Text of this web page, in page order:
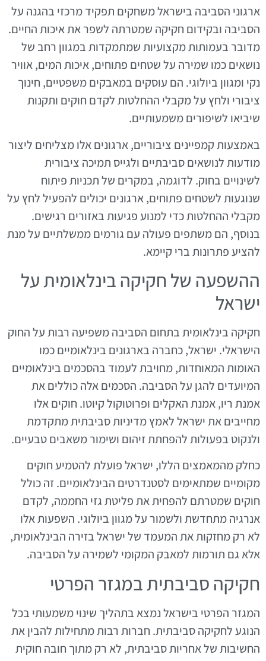
ארגוני הסביבה בישראל משחקים תפקיד מרכזי בהגנה על
הסביבה ובקידום חקיקה שמטרתה לשפר את איכות החיים.
מדובר בעמותות מקצועיות שמתמקדות במגוון רחב של
נושאים כמו שמירה על שטחים פתוחים, איכות המים, אוויר
נקי ומגוון ביולוגי. הם עוסקים במאבקים משפטיים, חינוך
ציבורי ולחץ על מקבלי ההחלטות לקדם חוקים ותקנות
שיביאו לשיפורים משמעותיים.
באמצעות קמפיינים ציבוריים, ארגונים אלו מצליחים ליצור
מודעות לנושאים סביבתיים ולגייס תמיכה ציבורית
לשינויים בחוק. לדוגמה, במקרים של תכניות פיתוח
שנוגעות לשטחים פתוחים, ארגונים יכולים להפעיל לחץ על
מקבלי ההחלטות כדי למנוע פגיעות באזורים רגישים.
בנוסף, הם משתפים פעולה עם גורמים ממשלתיים על מנת
להציע פתרונות ברי קיימא.
ההשפעה של חקיקה בינלאומית על
ישראל
חקיקה בינלאומית בתחום הסביבה משפיעה רבות על החוק
הישראלי. ישראל, כחברה בארגונים בינלאומיים כמו
האומות המאוחדות, מחויבת לעמוד בהסכמים בינלאומיים
המיועדים להגן על הסביבה. הסכמים אלה כוללים את
אמנת ריו, אמנת האקלים ופרוטוקול קיוטו. חוקים אלו
מחייבים את ישראל לאמץ מדיניות סביבתית מתקדמת
ולנקוט בפעולות להפחתת זיהום ושימור משאבים טבעיים.
כחלק מהמאמצים הללו, ישראל פועלת להטמיע חוקים
מקומיים שמתאימים לסטנדרטים הבינלאומיים. זה כולל
חוקים שמטרתם להפחית את פליטת גזי החממה, לקדם
אנרגיה מתחדשת ולשמור על מגוון ביולוגי. השפעות אלו
לא רק מחזקות את המעמד של ישראל בזירה הבינלאומית,
אלא גם תורמות למאבק המקומי לשמירה על הסביבה.
חקיקה סביבתית במגזר הפרטי
המגזר הפרטי בישראל נמצא בתהליך שינוי משמעותי בכל
הנוגע לחקיקה סביבתית. חברות רבות מתחילות להבין את
החשיבות של אחריות סביבתית, לא רק מתוך חובה חוקית